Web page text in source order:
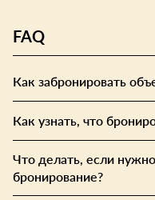
FAQ
Как забронировать
Как узнать, что
Что делать, если
бронирование?